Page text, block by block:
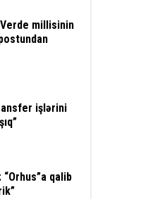
millisinin
işlərini
qalib